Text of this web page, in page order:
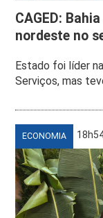
CAGED:
nordeste no
Estado foi líder
Serviços, mas
ECONOMIA